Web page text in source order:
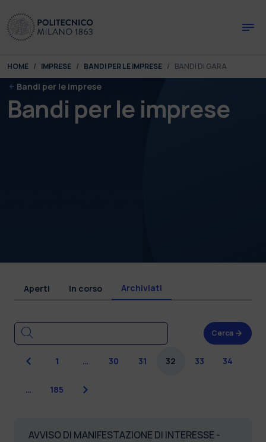
You are here:
HOME IMPRESE BANDI PER LE IMPRESE BANDI DI GARA
Bandi per le imprese
Bandi per le imprese
Aperti In corso Archiviati
Cerca
Precedente
1 … 30 31 32 33 34
… 185 Successiva
AVVISO DI MANIFESTAZIONE DI INTERESSE -